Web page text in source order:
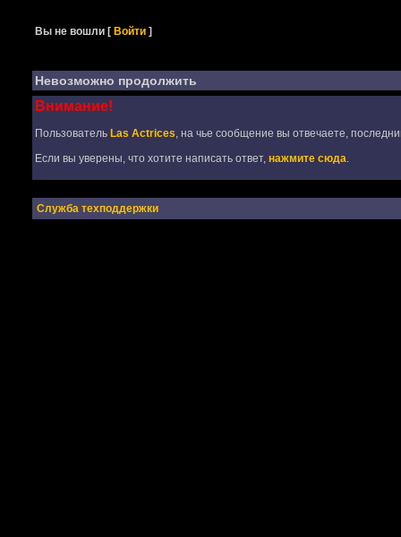
Вы не вошли [Войти ]
Невозможно продолжить
Внимание!
Пользователь Las Actrices, на чье сообщение вы отвечаете,
Если вы уверены, что хотите написать ответ, нажмите сюда.
Служба техподдержки